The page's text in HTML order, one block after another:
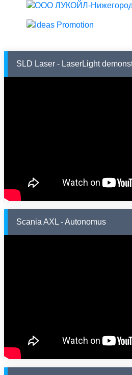
SLD Laser - LaserLight
Scania AXL - Autonomus